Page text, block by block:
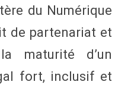
du Numérique
de partenariat et
maturité d’un
fort, inclusif et